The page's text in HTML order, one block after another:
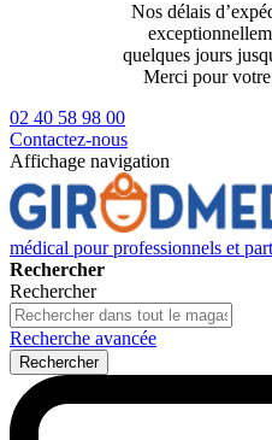
Nos délais
quelques jours
Merci pour
02 40 58 98 00
Contactez-nous
Affichage navigation
médical pour professionnels et
Rechercher
Rechercher
Recherche avancée
Rechercher